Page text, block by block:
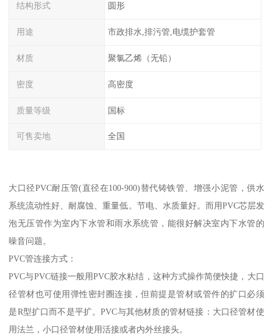
结构形式 圆形
用途 市政排水,排污管,电缆护套管
材质 聚氯乙烯（无铅）
密度 高密度
质量等级 国标
可售卖地 全国
大口径PVC耐压管(直径在100-900)替代铸铁管、增强小泥管，供水
系统流动性好、耐腐蚀、重量低。节电、水质量好。而用PVC芯层发
泡无压管作为室内下水管和雨水系统管，能很好解决室内下水管的
噪音问题。
PVC管连接方式：
PVC与PVC链接一般用PVC胶水粘结，这种方式操作简便快捷，大口
径管材也可使用弹性密封圈连接，但前提是管材或管件的扩口必须
是R型扩口而不是平扩。PVC与其他材质的管材链接：大口径管材使
用法兰，小口径管材使用活接或者内外丝接头。